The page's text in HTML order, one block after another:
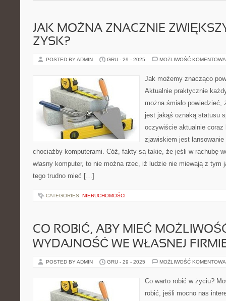
JAK MOŻNA ZNACZNIE
ZYSK?
POSTED BY ADMIN GRU - 29 - 2025 MOŻLIWOŚĆ
Jak możemy znacząco
Aktualnie praktycznie
można śmiało
jest jakąś oznaką statusu
oczywiście aktualnie coraz
zjawiskiem jest
chociażby komputerami. Cóż, fakty są takie, że jeśli w rachubę
własny komputer, to nie można rzec, iż ludzie nie miewają z tym
tego trudno mieć […]
CATEGORIES: NIERUCHOMOŚCI
CO ROBIĆ, ABY MIEĆ
WYDAJNOŚĆ WE WŁASNEJ
POSTED BY ADMIN GRU - 29 - 2025 MOŻLIWOŚĆ
Co warto robić w życiu?
robić, jeśli mocno nas